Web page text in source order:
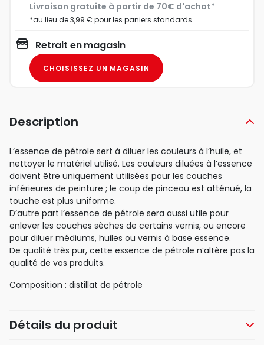
Livraison gratuite à partir de 70€ d'achat*
*au lieu de 3,99 € pour les paniers standards
Retrait en magasin
CHOISISSEZ UN MAGASIN
Description
L’essence de pétrole sert à diluer les couleurs à l’huile, et
nettoyer le matériel utilisé. Les couleurs diluées à l’essence
doivent être uniquement utilisées pour les couches
inférieures de peinture ; le coup de pinceau est atténué, la
touche est plus uniforme.
D’autre part l’essence de pétrole sera aussi utile pour
enlever les couches sèches de certains vernis, ou encore
pour diluer médiums, huiles ou vernis à base essence.
De qualité très pur, cette essence de pétrole n’altère pas la
qualité de vos produits.
Composition : distillat de pétrole
Détails du produit